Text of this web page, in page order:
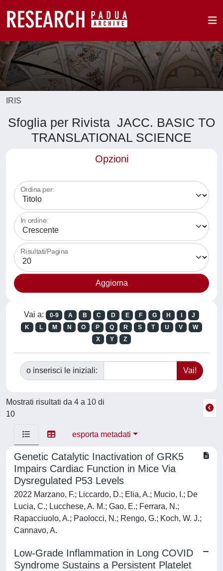
IRIS
Sfoglia per Rivista JACC. BASIC TO
TRANSLATIONAL SCIENCE
Opzioni
Ordina per:
In ordine:
Risultati/Pagina
Vai a: 0-9 A B C D E F G H
J
K
L M N O P Q R S T U V
W
X
Y Z
o inserisci le iniziali:
Mostrati risultati da 4 a 10 di
10
esporta metadati
Genetic Catalytic Inactivation of GRK5
Impairs Cardiac Function in Mice Via
Dysregulated P53 Levels
2022 Marzano, F.; Liccardo, D.; Elia, A.; Mucio, I.; De
Lucia, C.; Lucchese, A. M.; Gao, E.; Ferrara, N.;
Rapacciuolo, A.; Paolocci, N.; Rengo, G.; Koch, W. J.;
Cannavo, A.
Low-Grade Inflammation in Long COVID
Syndrome Sustains a Persistent Platelet